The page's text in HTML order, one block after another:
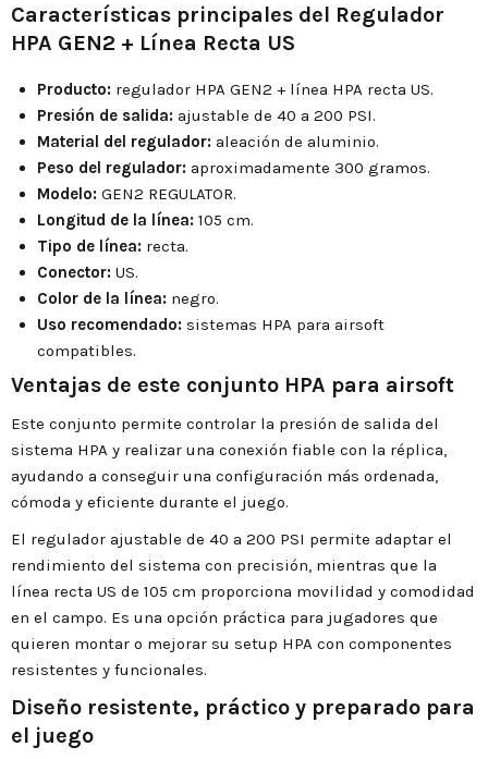
Características principales del Regulador
HPA GEN2 + Línea Recta US
Producto: regulador HPA GEN2 + línea HPA recta US.
Presión de salida: ajustable de 40 a 200 PSI.
Material del regulador: aleación de aluminio.
Peso del regulador: aproximadamente 300 gramos.
Modelo: GEN2 REGULATOR.
Longitud de la línea: 105 cm.
Tipo de línea: recta.
Conector: US.
Color de la línea: negro.
Uso recomendado: sistemas HPA para airsoft
compatibles.
Ventajas de este conjunto HPA para airsoft
Este conjunto permite controlar la presión de salida del
sistema HPA y realizar una conexión fiable con la réplica,
ayudando a conseguir una configuración más ordenada,
cómoda y eficiente durante el juego.
El regulador ajustable de 40 a 200 PSI permite adaptar el
rendimiento del sistema con precisión, mientras que la
línea recta US de 105 cm proporciona movilidad y comodidad
en el campo. Es una opción práctica para jugadores que
quieren montar o mejorar su setup HPA con componentes
resistentes y funcionales.
Diseño resistente, práctico y preparado para
el juego